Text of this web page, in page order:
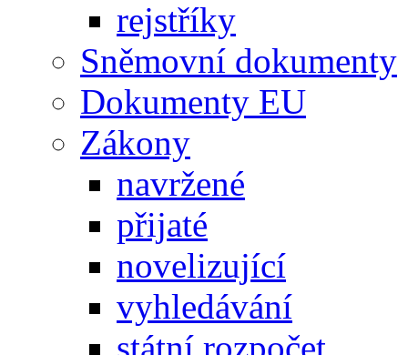
rejstříky
Sněmovní dokumenty
Dokumenty EU
Zákony
navržené
přijaté
novelizující
vyhledávání